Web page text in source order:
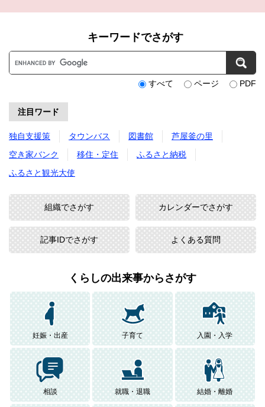
キーワードでさがす
e
カ
タ
ム
索
すべて ページ PDF
注目ワード
独自支援策 タウンバス 図書館
芦屋釜の里
空き家バンク
移住・定住
ふるさと納税
ふるさと観光大使
組織でさがす カレンダーでさがす
記事IDでさがす よくある質問
くらしの出来事からさがす
妊娠・出産 子育て 入園・入学
相談 就職・退職 結婚・離婚